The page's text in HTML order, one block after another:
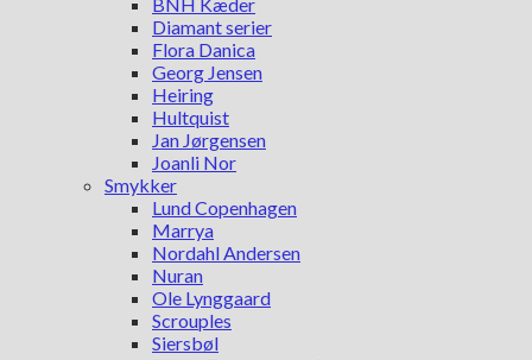
Diamant serier
Flora Danica
Georg Jensen
Heiring
Hultquist
Jan Jørgensen
Joanli Nor
Smykker
Lund Copenhagen
Marrya
Nordahl Andersen
Nuran
Ole Lynggaard
Scrouples
Siersbøl